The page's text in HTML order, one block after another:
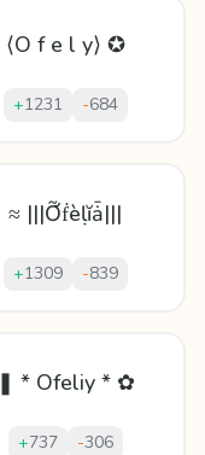
⟨O f e l y⟩ ✪
+1231 -684
≈ |||Ỡḟèḷĭǡ|||
+1309 -839
❚ * Ofeliy * ✿
+737 -306